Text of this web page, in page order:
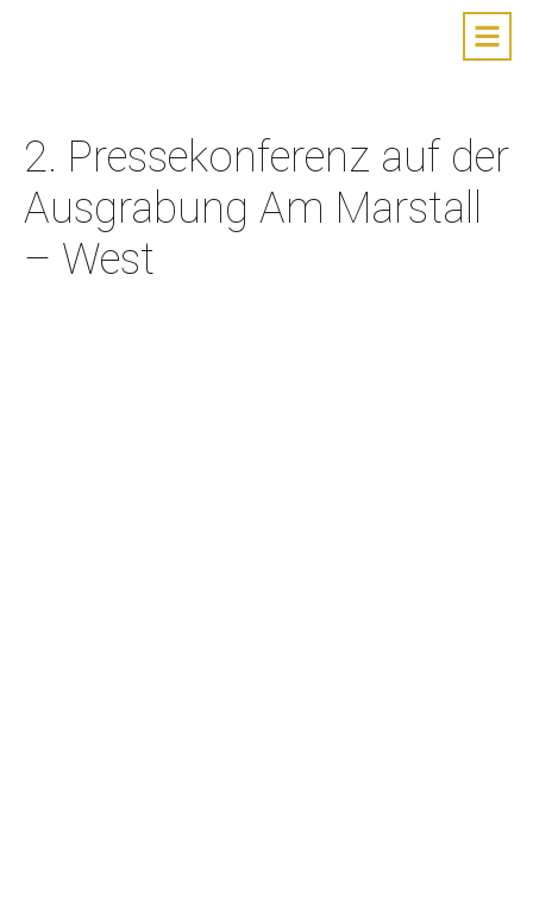
2. Pressekonferenz auf der
Ausgrabung Am Marstall
– West